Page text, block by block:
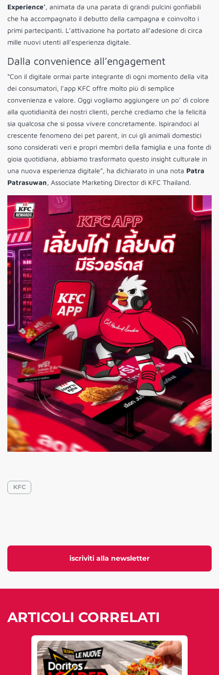
iscriviti alla newsletter
Experience’, animata da una parata di grandi pulcini gonfiabili
che ha accompagnato il debutto della campagna e coinvolto i
primi partecipanti. L’attivazione ha portato all’adesione di circa
mille nuovi utenti all’esperienza digitale.
Dalla convenience all’engagement
“Con il digitale ormai parte integrante di ogni momento della vita
dei consumatori, l’app KFC offre molto più di semplice
convenienza e valore. Oggi vogliamo aggiungere un po’ di colore
alla quotidianità dei nostri clienti, perché crediamo che la felicità
sia qualcosa che si possa vivere concretamente. Ispirandoci al
crescente fenomeno dei pet parent, in cui gli animali domestici
sono considerati veri e propri membri della famiglia e una fonte di
gioia quotidiana, abbiamo trasformato questo insight culturale in
una nuova esperienza digitale”, ha dichiarato in una nota Patra
Patrasuwan, Associate Marketing Director di KFC Thailand.
KFC
ARTICOLI CORRELATI